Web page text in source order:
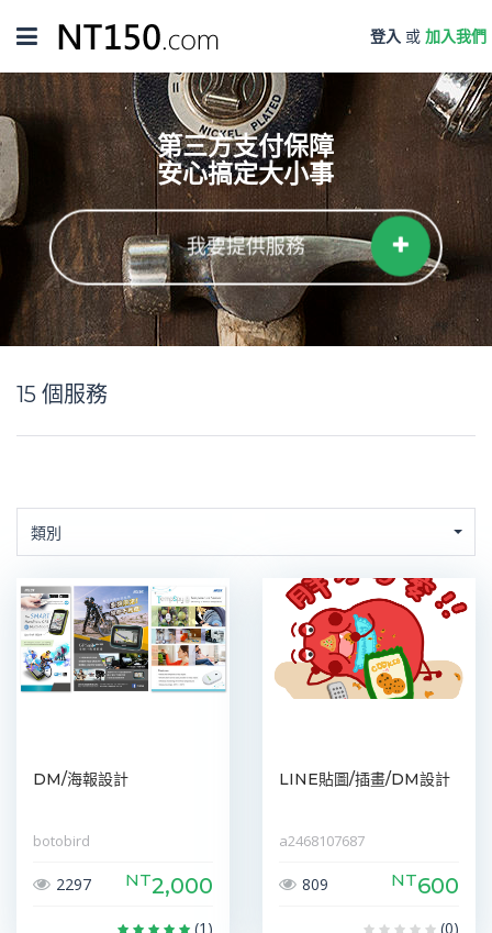
Toggle
navigation
登入 或 加入我們
第三方支付保障
安心搞定大小事
我要提供服務
15 個服務
類別
DM/海報設計
botobird
2297 NT2,000
(1)
LINE貼圖/插畫/DM設計
a2468107687
809 NT600
(0)